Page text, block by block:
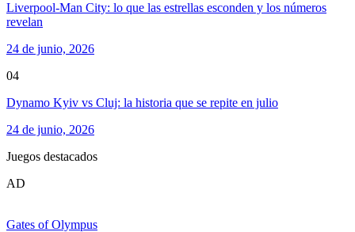
Liverpool-Man City: lo que las estrellas esconden y los números
revelan
24 de junio, 2026
04
Dynamo Kyiv vs Cluj: la historia que se repite en julio
24 de junio, 2026
Juegos destacados
AD
Gates of Olympus